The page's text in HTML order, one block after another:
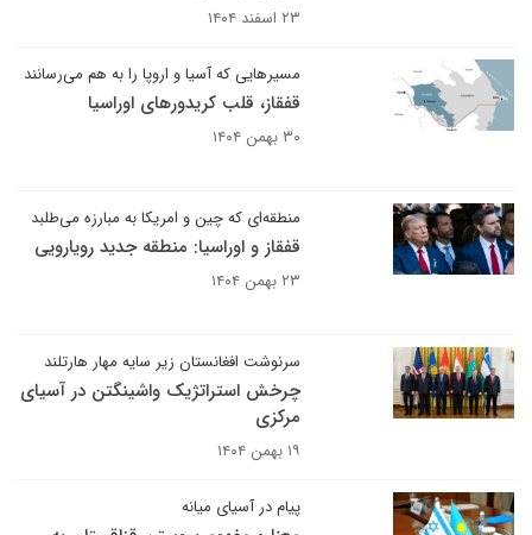
۲۳ اسفند ۱۴۰۴
مسیرهایی که آسیا و اروپا را به هم می‌رسانند
قفقاز، قلب کریدورهای اوراسیا
۳۰ بهمن ۱۴۰۴
منطقه‌ای که چین و امریکا به مبارزه می‌طلبد
قفقاز و اوراسیا: منطقه جدید رویارویی
۲۳ بهمن ۱۴۰۴
سرنوشت افغانستان زیر سایه مهار هارتلند
چرخش استراتژیک واشینگتن در آسیای
مرکزی
۱۹ بهمن ۱۴۰۴
پیام در آسیای میانه